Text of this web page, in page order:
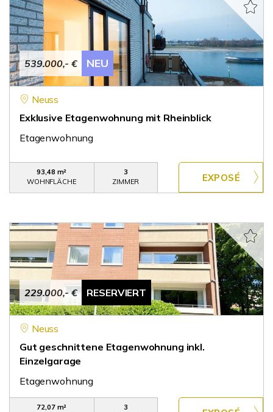
539.000,- € NEU
Neuss
Exklusive Etagenwohnung mit Rheinblick
Etagenwohnung
93,48 m²
WOHNFLÄCHE
3
ZIMMER
229.000,- € RESERVIERT
Neuss
Gut geschnittene Etagenwohnung inkl.
Einzelgarage
Etagenwohnung
72,07 m²
3